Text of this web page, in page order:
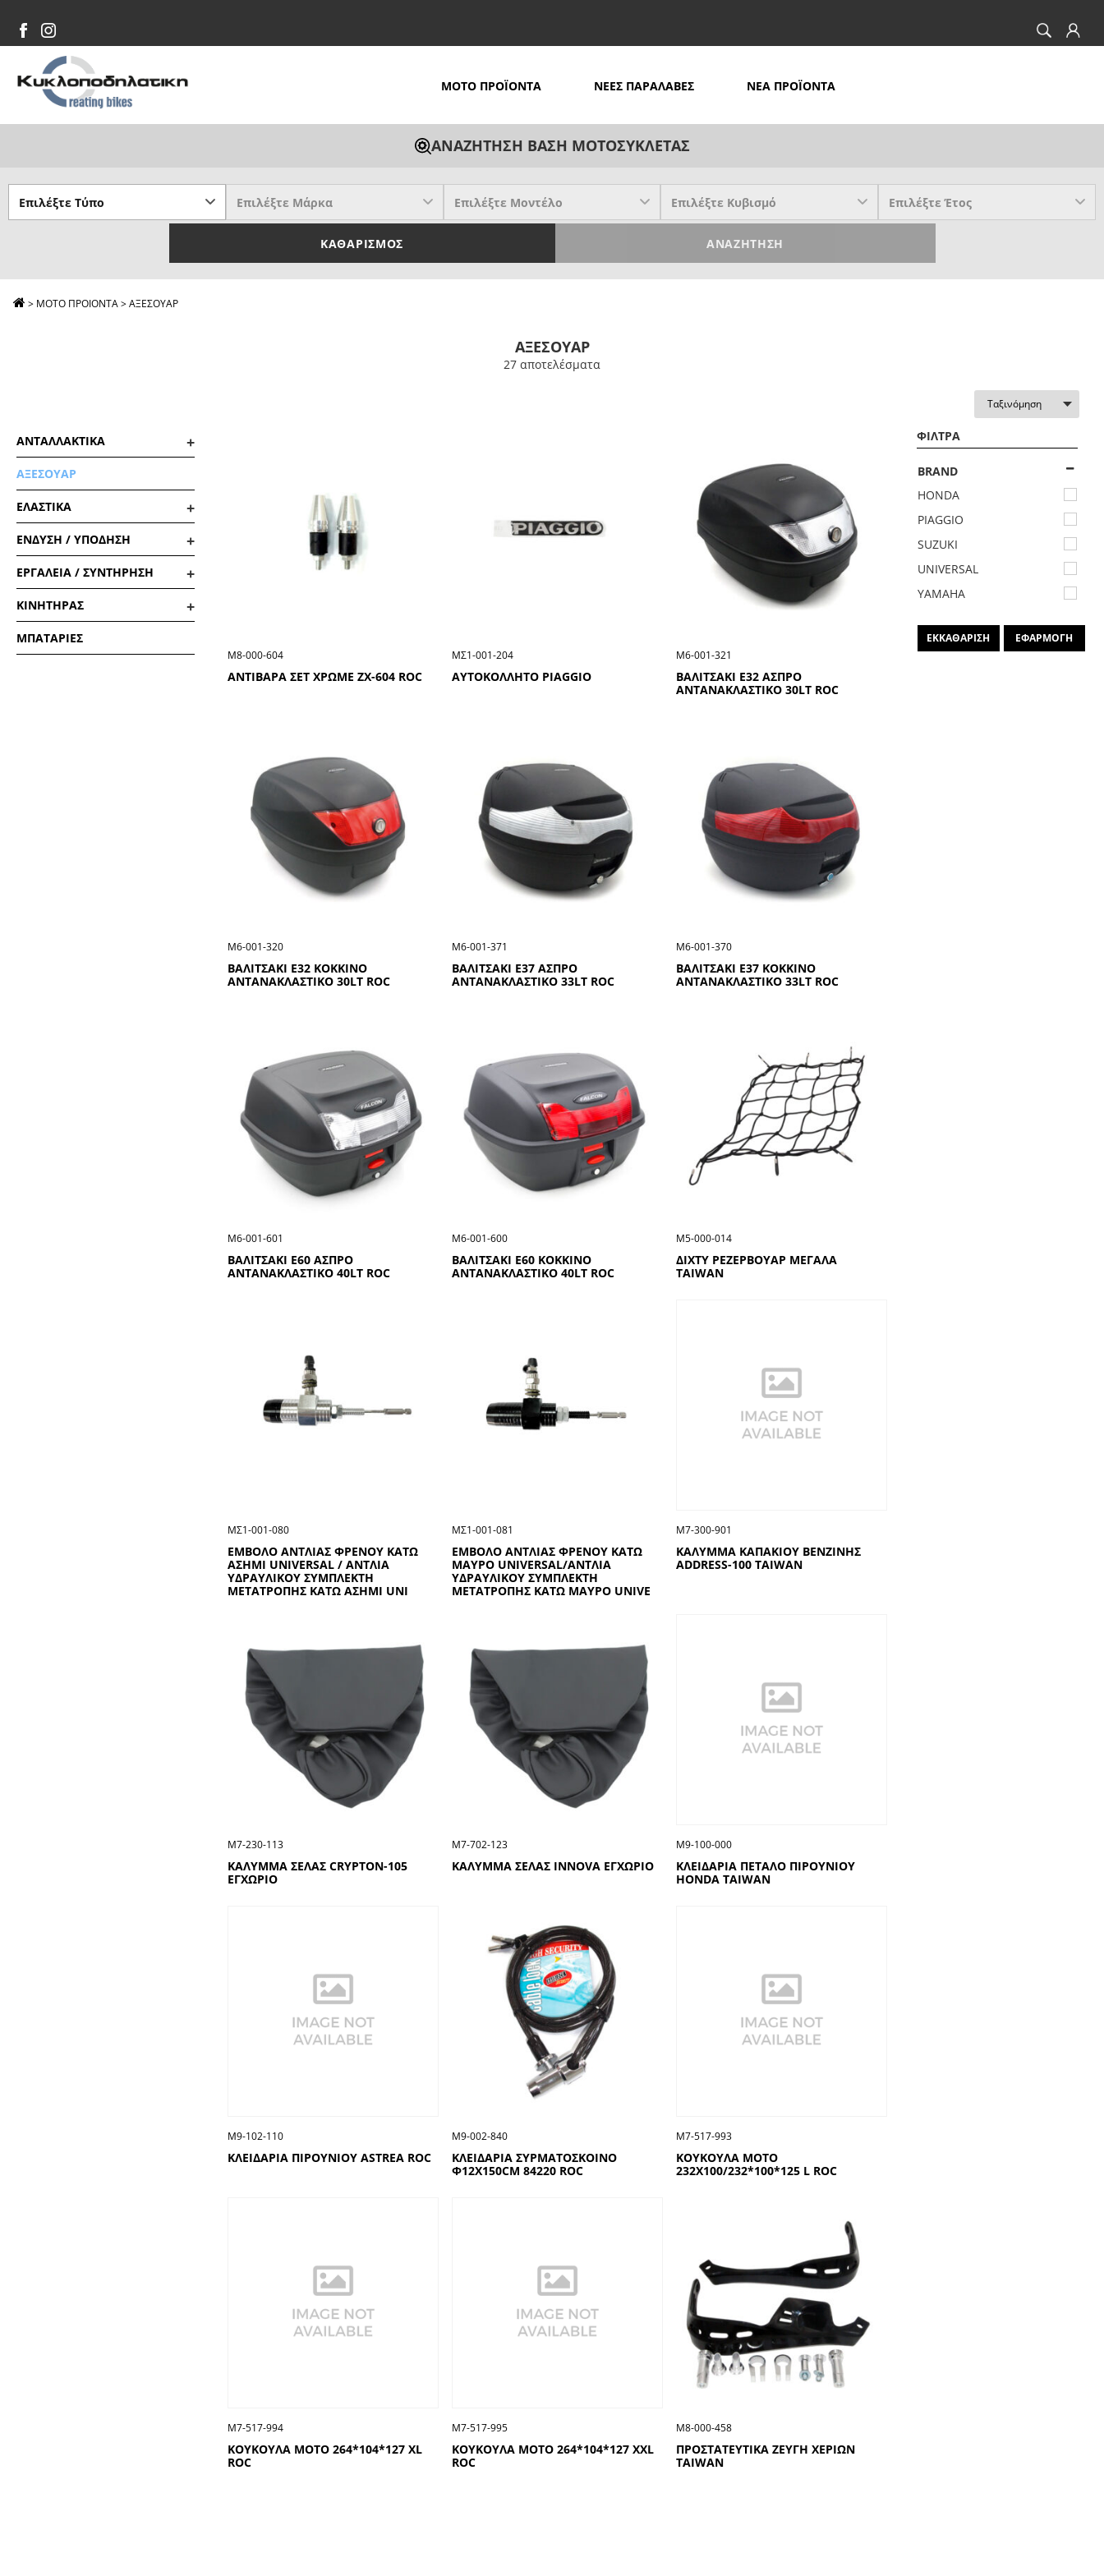
MOTO ΠΡΟΪΟΝΤΑ ΝΕΕΣ ΠΑΡΑΛΑΒΕΣ ΝΕΑ ΠΡΟΪΟΝΤΑ
ΑΝΑΖΗΤΗΣΗ ΒΑΣΗ ΜΟΤΟΣΥΚΛΕΤΑΣ
ΑΝΑΖΉΤΗΣΗ
ΚΑΘΑΡΙΣΜΌΣ
> ΜΟΤΟ ΠΡΟΙΟΝΤΑ>ΑΞΕΣΟΥΑΡ
ΑΞΕΣΟΥΑΡ
27 απoτελέσματα
ΑΝΤΑΛΛΑΚΤΙΚΑ
ΑΞΕΣΟΥΑΡ
ΕΛΑΣΤΙΚΑ
ΕΝΔΥΣΗ / ΥΠΟΔΗΣΗ
ΕΡΓΑΛΕΙΑ / ΣΥΝΤΗΡΗΣΗ
ΚΙΝΗΤΗΡΑΣ
ΜΠΑΤΑΡΙΕΣ
ΑΝΤΙΒΑΡΑ ΣΕΤ ΧΡΩΜΕ ZX-604 ROC
Μ8-000-604
ΑΥΤΟΚΟΛΛΗΤΟ PIAGGIO
ΜΣ1-001-204
ΒΑΛΙΤΣΑΚΙ Ε32 ΑΣΠΡΟ
ΑΝΤΑΝΑΚΛΑΣΤΙΚΟ 30LT ROC
Μ6-001-321
ΒΑΛΙΤΣΑΚΙ Ε32 ΚΟΚΚΙΝΟ
ΑΝΤΑΝΑΚΛΑΣΤΙΚΟ 30LT ROC
Μ6-001-320
ΒΑΛΙΤΣΑΚΙ Ε37 ΑΣΠΡΟ
ΑΝΤΑΝΑΚΛΑΣΤΙΚΟ 33LT ROC
Μ6-001-371
ΒΑΛΙΤΣΑΚΙ Ε37 ΚΟΚΚΙΝΟ
ΑΝΤΑΝΑΚΛΑΣΤΙΚΟ 33LT ROC
Μ6-001-370
ΒΑΛΙΤΣΑΚΙ Ε60 ΑΣΠΡΟ
ΑΝΤΑΝΑΚΛΑΣΤΙΚΟ 40LT ROC
Μ6-001-601
ΒΑΛΙΤΣΑΚΙ Ε60 ΚΟΚΚΙΝΟ
ΑΝΤΑΝΑΚΛΑΣΤΙΚΟ 40LT ROC
Μ6-001-600
ΔΙΧΤΥ ΡΕΖΕΡΒΟΥΑΡ ΜΕΓΑΛΑ
TAIWAN
Μ5-000-014
ΕΜΒΟΛΟ ΑΝΤΛΙΑΣ ΦΡΕΝΟΥ ΚΑΤΩ
ΑΣΗΜΙ UΝΙVΕRSΑL / ΑΝΤΛΙΑ
ΥΔΡΑΥΛΙΚΟΥ ΣΥΜΠΛΕΚΤΗ
ΜΕΤΑΤΡΟΠΗΣ ΚΑΤΩ ΑΣΗΜΙ UΝΙ
ΜΣ1-001-080
ΕΜΒΟΛΟ ΑΝΤΛΙΑΣ ΦΡΕΝΟΥ ΚΑΤΩ
ΜΑΥΡΟ UΝΙVΕRSΑL/ΑΝΤΛΙΑ
ΥΔΡΑΥΛΙΚΟΥ ΣΥΜΠΛΕΚΤΗ
ΜΕΤΑΤΡΟΠΗΣ ΚΑΤΩ ΜΑΥΡΟ UΝΙVΕ
ΜΣ1-001-081
ΚΑΛΥΜΜΑ ΚΑΠΑΚΙΟΥ ΒΕΝΖΙΝΗΣ
ADDRESS-100 TAIWAN
Μ7-300-901
ΚΑΛΥΜΜΑ ΣΕΛΑΣ CRYPTON-105
ΕΓΧΩΡΙΟ
Μ7-230-113
ΚΑΛΥΜΜΑ ΣΕΛΑΣ INNOVA ΕΓΧΩΡΙΟ
Μ7-702-123
ΚΛΕΙΔΑΡΙΑ ΠΕΤΑΛΟ ΠΙΡΟΥΝΙΟΥ
HONDA TAIWAN
Μ9-100-000
ΚΛΕΙΔΑΡΙΑ ΠΙΡΟΥΝΙΟΥ ASTREA ROC
Μ9-102-110
ΚΛΕΙΔΑΡΙΑ ΣΥΡΜΑΤΟΣΚΟΙΝΟ
Φ12Χ150CM 84220 ROC
Μ9-002-840
ΚΟΥΚΟΥΛΑ ΜΟΤΟ
232Χ100/232*100*125 L ROC
Μ7-517-993
ΚΟΥΚΟΥΛΑ ΜΟΤΟ 264*104*127 XL
ROC
Μ7-517-994
ΚΟΥΚΟΥΛΑ ΜΟΤΟ 264*104*127 XXL
ROC
Μ7-517-995
ΠΡΟΣΤΑΤΕΥΤΙΚΑ ΖΕΥΓΗ ΧΕΡΙΩΝ
TAIWAN
Μ8-000-458
ΦΙΛΤΡΑ
BRAND
HONDA
PIAGGIO
SUZUKI
UNIVERSAL
YAMAHA
ΕΦΑΡΜΟΓΗ
ΕΚΚΑΘΑΡΙΣΗ